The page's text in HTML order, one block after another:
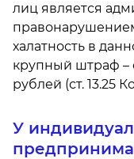
лиц является
халатность в
крупный штраф –
рублей (ст. 13.25
У